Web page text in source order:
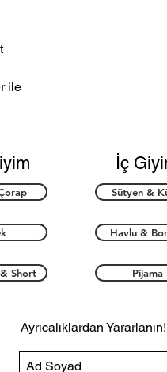
ile
Short
İç
Sütyen &
Havlu &
Pijama
Ayrıcalıklardan Yararlanın!